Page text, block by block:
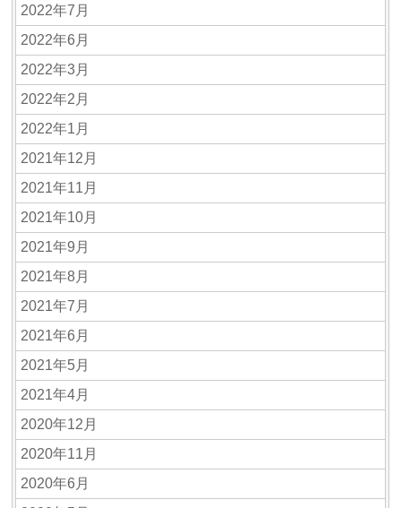
2022年7月
2022年6月
2022年3月
2022年2月
2022年1月
2021年12月
2021年11月
2021年10月
2021年9月
2021年8月
2021年7月
2021年6月
2021年5月
2021年4月
2020年12月
2020年11月
2020年6月